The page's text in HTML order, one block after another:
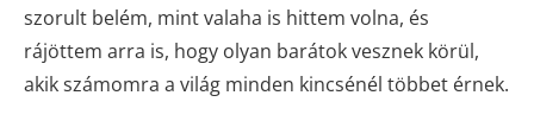
szorult belém, mint valaha is hittem volna, és
rájöttem arra is, hogy olyan barátok vesznek körül,
akik számomra a világ minden kincsénél többet érnek.